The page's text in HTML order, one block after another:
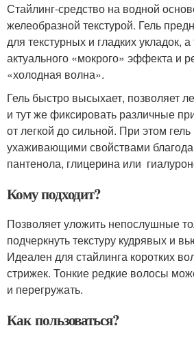
Стайлинг-средство на водной
желеобразной текстурой. Гель
для текстурных и гладких укладок,
актуального «мокрого» эффекта и
«холодная волна».
Гель быстро высыхает, позволяет
и тут же фиксировать различные
от легкой до сильной. При этом
ухаживающими свойствами
пантенола, глицерина или
Кому подходит?
Позволяет уложить непослушные
подчеркнуть текстуру кудрявых и
Идеален для стайлинга коротких
стрижек. Тонкие редкие волосы
и перегружать.
Как пользоваться?